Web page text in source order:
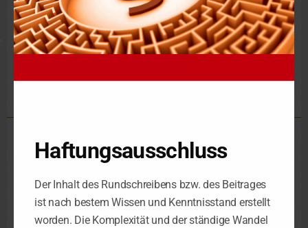
Das Team rund um Steuerberater Jens Preßler sind begeistert
von den tollen Ergebnissen und bedankt sich herzlich bei allen
Künstlerinnen und Künstler.
Steuerkanzlei Leipzig
D-04155 Leipzig
Telefon 0341 – 98 38 88-0
Telefax 0341 – 98 38 88-29
Haftungsausschluss
Der Inhalt des Rundschreibens bzw. des Beitrages
ist nach bestem Wissen und Kenntnisstand erstellt
worden. Die Komplexität und der ständige Wandel